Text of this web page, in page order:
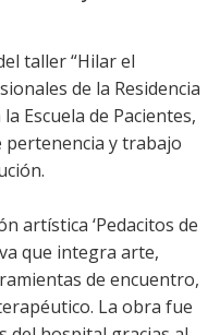
taller “Hilar el
de la Residencia
Escuela de Pacientes,
pertenencia y trabajo
artística ‘Pedacitos de
que integra arte,
de encuentro,
La obra fue